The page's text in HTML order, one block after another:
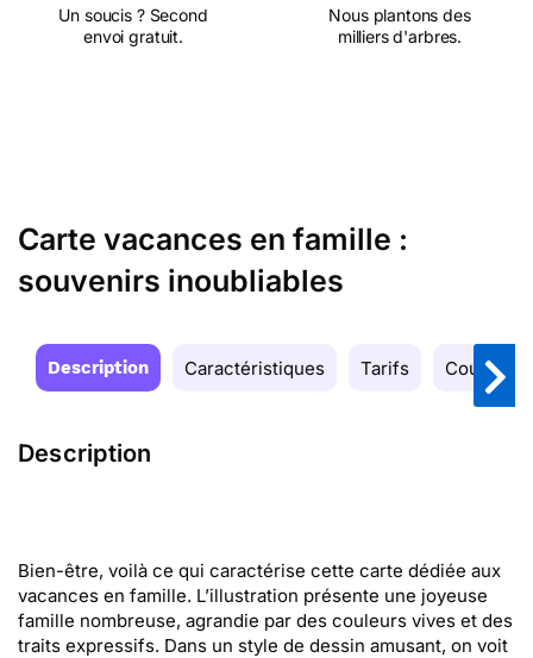
Un soucis ? Second
envoi gratuit.
Nous plantons des
milliers d'arbres.
Carte vacances en famille :
souvenirs inoubliables
Description Caractéristiques Tarifs Couleurs
Description
Bien-être, voilà ce qui caractérise cette carte dédiée aux
vacances en famille. L’illustration présente une joyeuse
famille nombreuse, agrandie par des couleurs vives et des
traits expressifs. Dans un style de dessin amusant, on voit